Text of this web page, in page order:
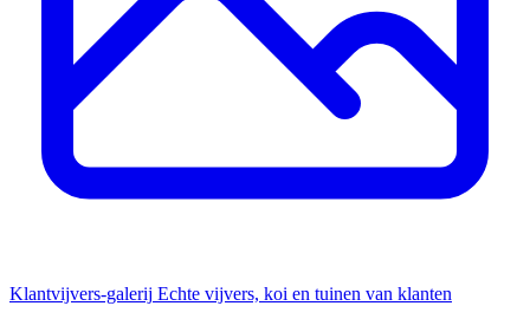
Klantvijvers-galerij Echte vijvers, koi en tuinen van klanten